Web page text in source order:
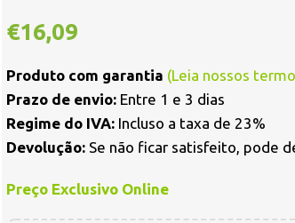
€16,09
Produto com garantia (Leia nossos
Prazo de envio: Entre 1 e 3 dias
Regime do IVA: Incluso a taxa de 23%
Devolução: Se não ficar satisfeito, pode
Preço Exclusivo Online